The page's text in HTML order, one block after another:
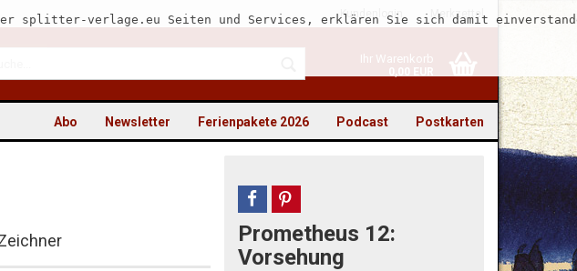
Kundenlogin Merkzettel
Ihr Warenkorb
0,00 EUR
splitter-verlage.eu Seiten und Services, erklären Sie sich damit
Postkarten
Podcast
Ferienpakete 2026
Newsletter
Abo
teilen pin it
Prometheus 12:
Vorsehung